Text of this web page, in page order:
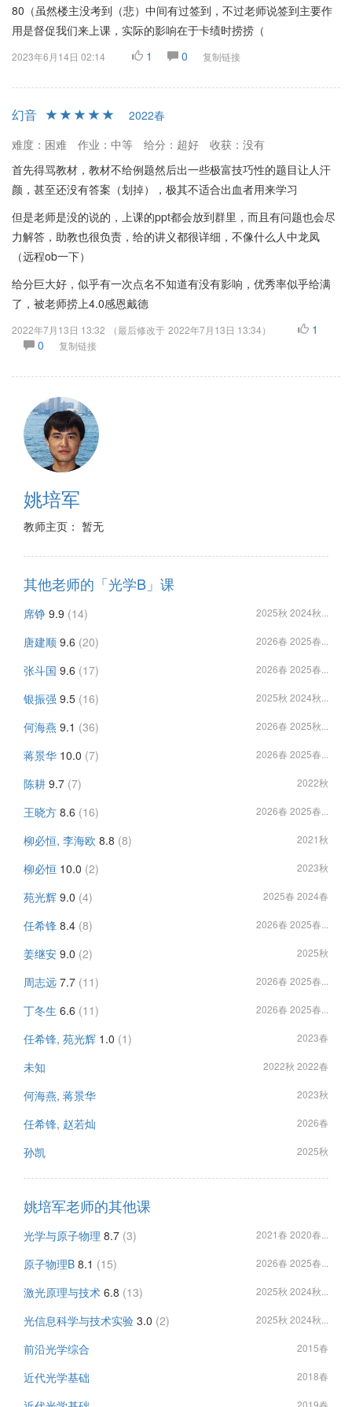
80（虽然楼主没考到（悲）中间有过签到，不过老师说签到主要作
用是督促我们来上课，实际的影响在于卡绩时捞捞（
2023年6月14日 02:14 1 0 复制链接
幻音
2022春
难度：困难
作业：中等 给分：超好
收获：没有
首先得骂教材，教材不给例题然后出一些极富技巧性的题目让人汗
颜，甚至还没有答案（划掉），极其不适合出血者用来学习
但是老师是没的说的，上课的ppt都会放到群里，而且有问题也会尽
力解答，助教也很负责，给的讲义都很详细，不像什么人中龙凤
（远程ob一下）
给分巨大好，似乎有一次点名不知道有没有影响，优秀率似乎给满
了，被老师捞上4.0感恩戴德
2022年7月13日 13:32 （最后修改于 2022年7月13日 13:34）
1
0
复制链接
姚培军
教师主页： 暂无
其他老师的「光学B」课
席铮 9.9 (14) 2025秋 2024秋...
唐建顺 9.6 (20) 2026春 2025春...
张斗国 9.6 (17) 2026春 2025春...
银振强 9.5 (16) 2025秋 2024秋...
何海燕 9.1 (36) 2026春 2025秋...
蒋景华 10.0 (7) 2026春 2025春...
陈耕 9.7 (7) 2022秋
王晓方 8.6 (16) 2026春 2025春...
柳必恒, 李海欧 8.8 (8) 2021秋
柳必恒 10.0 (2) 2023秋
苑光辉 9.0 (4) 2025春 2024春
任希锋 8.4 (8) 2026春 2025春...
姜继安 9.0 (2) 2025秋
周志远 7.7 (11) 2026春 2025春...
丁冬生 6.6 (11) 2026春 2025春...
任希锋, 苑光辉 1.0 (1) 2023春
未知 2022秋 2022春
何海燕, 蒋景华 2023秋
任希锋, 赵若灿 2026春
孙凯 2025秋
姚培军老师的其他课
光学与原子物理 8.7 (3) 2021春 2020春...
原子物理B 8.1 (15) 2026春 2025春...
激光原理与技术 6.8 (13) 2025秋 2024秋...
光信息科学与技术实验 3.0 (2) 2025秋 2024秋...
前沿光学综合 2015春
近代光学基础 2018春